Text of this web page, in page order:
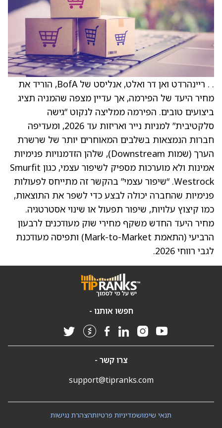
. . ריינהרדט ואן דר ואלט, אנליסט של BofA, הוריד את
מחיר היעד של הפירמה, אך עדיין מצפה שהמניה תציג
ביצועים טובים. הפירמה ממליצה לנקוט “גישה
סלקטיבית” למניות נייר ואריזות עד 2026, ומעדיפה
חברות הנמצאות בשלבים המאוחרים יותר של שרשרת
הערך (שמות Downstream), שלהן הזדמנויות פנימיות
אמינות ולא מוערכות מספיק לשיפור עצמי, כגון Smurfit
Westrock. “שיפור עצמי” בהקשר זה מתייחס לפעולות
פנימיות שהחברה יכולה לבצע כדי לשפר את התוצאות,
כמו קיצוץ עלויות, שיפור תפעול או שינוי אסטרטגיה.
מחיר היעד החדש משקף מחירי שוק מעודכנים לרבעון
הרביעי (התאמת Mark-to-Market) ותפיסה מעודכנת
לגבי רווחי 2026.
חפשו אותנו -
צרו קשר -
support@tipranks.com
הצהרת נגישותמדיניות פרטיותתנאי שימוש